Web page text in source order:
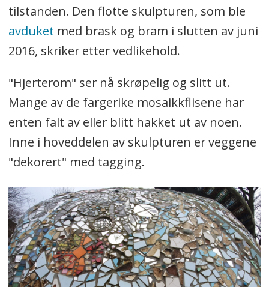
tilstanden. Den flotte skulpturen, som ble
avduket med brask og bram i slutten av juni
2016, skriker etter vedlikehold.
"Hjerterom" ser nå skrøpelig og slitt ut.
Mange av de fargerike mosaikkflisene har
enten falt av eller blitt hakket ut av noen.
Inne i hoveddelen av skulpturen er veggene
"dekorert" med tagging.